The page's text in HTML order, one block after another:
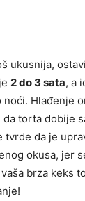
ukusnija,
2 do 3 sata, a
noći. Hlađenje
torta dobije
tvrde da je
okusa, jer
brza keks